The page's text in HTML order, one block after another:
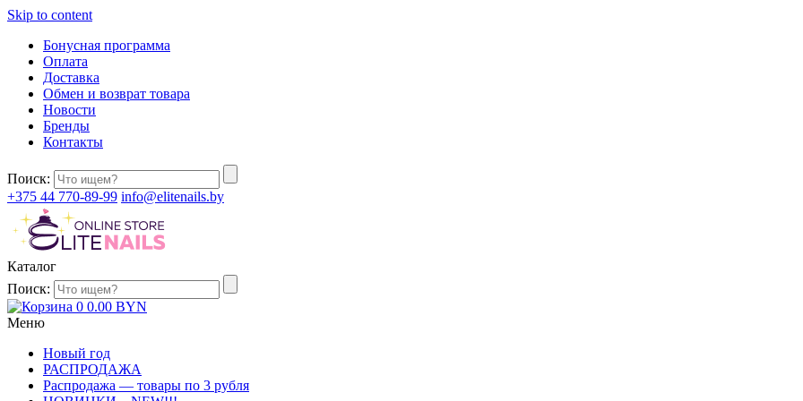
Skip to content
Бонусная программа
Оплата
Доставка
Обмен и возврат товара
Новости
Бренды
Контакты
Поиск:
+375 44 770-89-99 info@elitenails.by
Каталог
Поиск:
0 0.00 BYN
Меню
Новый год
РАСПРОДАЖА
Распродажа — товары по 3 рубля